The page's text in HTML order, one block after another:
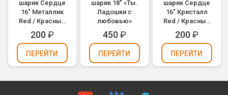
шарик Сердце
16" Металлик
Red / Красный
(1105-0149)
200₽
ПЕРЕЙТИ
шарик 18" «Ты.
Ладошки с
любовью»
450₽
ПЕРЕЙТИ
шарик Сердце
16" Кристалл
Red / Красный
(1105-0146)
200₽
ПЕРЕЙТИ